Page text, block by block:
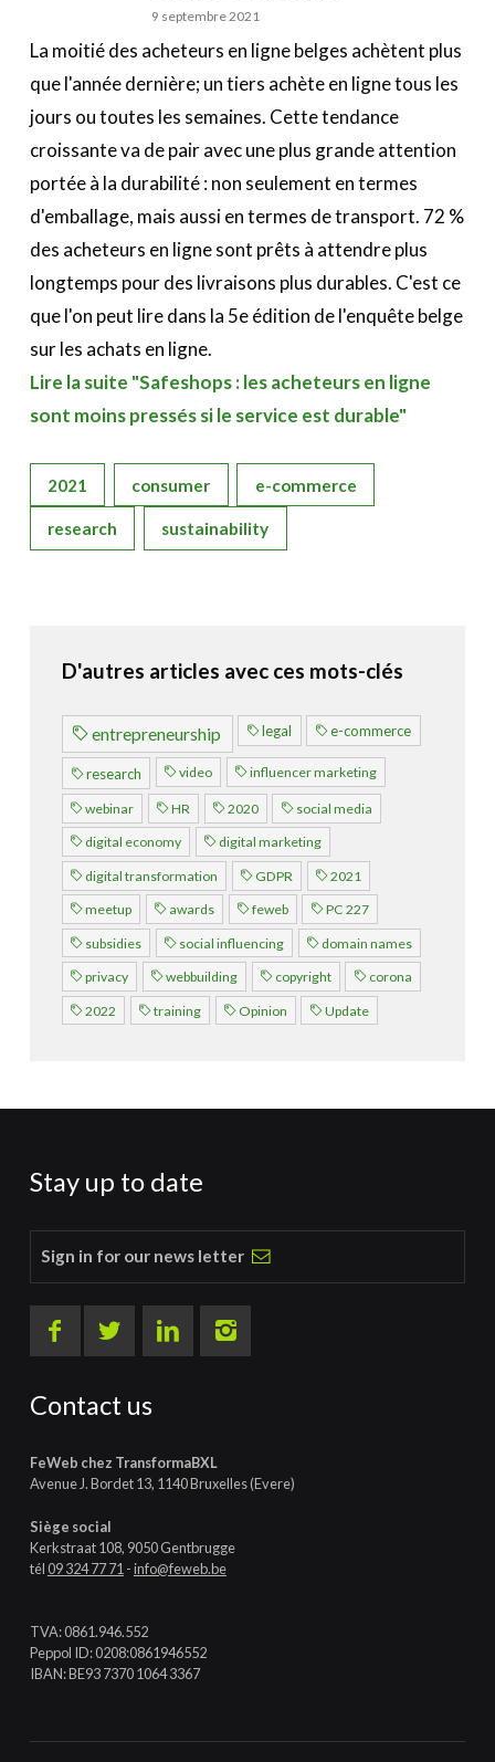
9 septembre 2021
La moitié des acheteurs en ligne belges achètent plus
que l'année dernière; un tiers achète en ligne tous les
jours ou toutes les semaines. Cette tendance
croissante va de pair avec une plus grande attention
portée à la durabilité : non seulement en termes
d'emballage, mais aussi en termes de transport. 72 %
des acheteurs en ligne sont prêts à attendre plus
longtemps pour des livraisons plus durables. C'est ce
que l'on peut lire dans la 5e édition de l'enquête belge
sur les achats en ligne.
Lire la suite "Safeshops : les acheteurs en ligne
sont moins pressés si le service est durable"
2021 consumer e-commerce
research sustainability
D'autres articles avec ces mots-clés
entrepreneurship legal e-commerce
research video influencer marketing
webinar HR 2020 social media
digital economy digital marketing
digital transformation GDPR 2021
meetup awards feweb PC 227
subsidies social influencing domain names
privacy webbuilding copyright corona
2022 training Opinion Update
Stay up to date
Sign in for our news letter
Contact us
FeWeb chez TransformaBXL
Avenue J. Bordet 13, 1140 Bruxelles (Evere)
Siège social
Kerkstraat 108, 9050 Gentbrugge
tél09 324 77 71 -info@feweb.be
TVA: 0861.946.552
Peppol ID: 0208:0861946552
IBAN: BE93 7370 1064 3367